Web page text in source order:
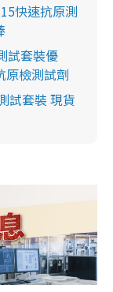
快速抗原測
試套裝優
原檢測試劑
試套裝 現貨